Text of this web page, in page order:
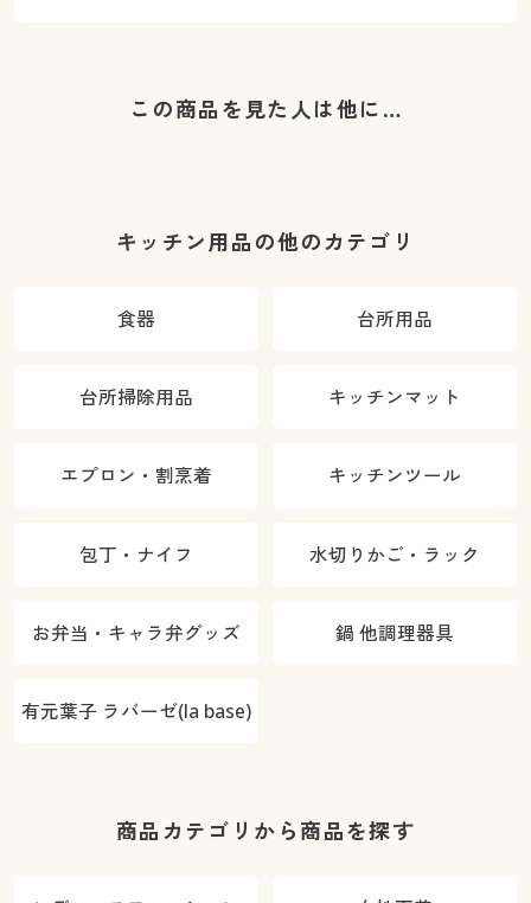
この商品を見た人は他に…
キッチン用品の他のカテゴリ
食器 台所用品
台所掃除用品 キッチンマット
エプロン・割烹着 キッチンツール
包丁・ナイフ 水切りかご・ラック
お弁当・キャラ弁グッズ 鍋 他調理器具
有元葉子 ラバーゼ(la base)
商品カテゴリから商品を探す